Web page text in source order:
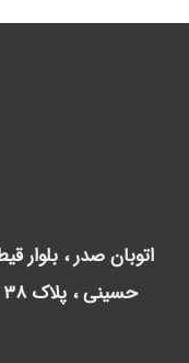
اتوبان صدر ، بلوار